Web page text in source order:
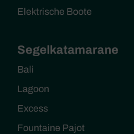
Elektrische Boote
Segelkatamarane
Bali
Lagoon
Excess
Fountaine Pajot